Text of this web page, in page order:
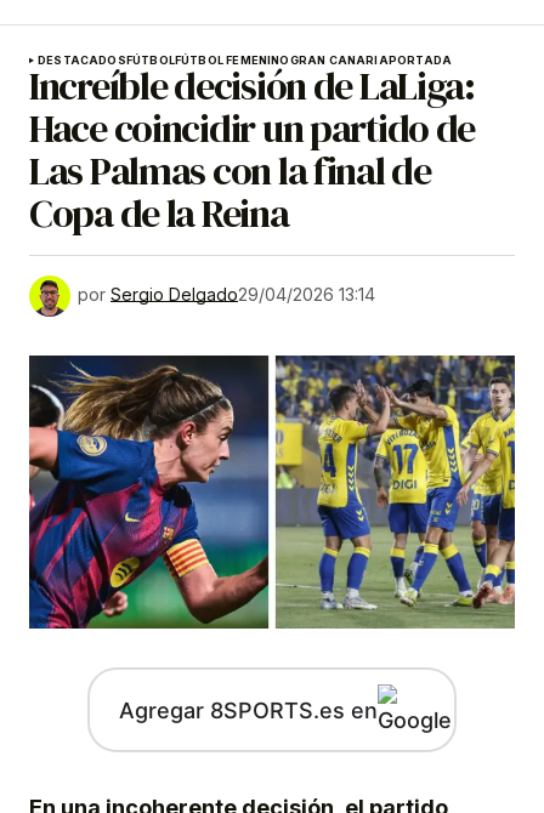
DESTACADOSFÚTBOLFÚTBOL FEMENINOGRAN CANARIAPORTADA
Increíble decisión de LaLiga:
Hace coincidir un partido de
Las Palmas con la final de
Copa de la Reina
por Sergio Delgado29/04/2026 13:14
Agregar 8SPORTS.es en